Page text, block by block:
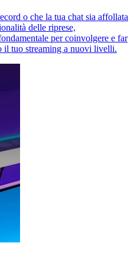
o che la tua chat sia affollata
delle riprese,
per coinvolgere e far
il tuo streaming a nuovi livelli.